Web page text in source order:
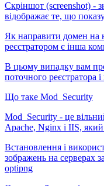
Скріншот (screenshot) -
відображає те, що
Як направити домен на
реєстратором є інша
В цьому випадку вам
поточного реєстратора
Що таке Mod_Security
Mod_Security - це
Apache, Nginx і IIS,
Встановлення і
зображень на серверах
optipng